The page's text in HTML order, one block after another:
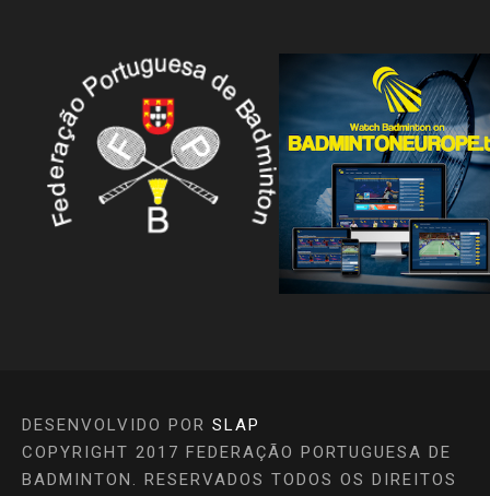
DESENVOLVIDO POR SLAP
COPYRIGHT 2017 FEDERAÇÃO PORTUGUESA DE
BADMINTON. RESERVADOS TODOS OS DIREITOS